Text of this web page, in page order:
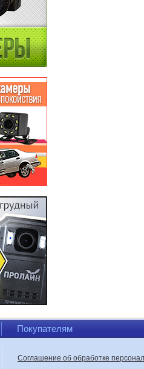
Покупателям
Соглашение об обработке